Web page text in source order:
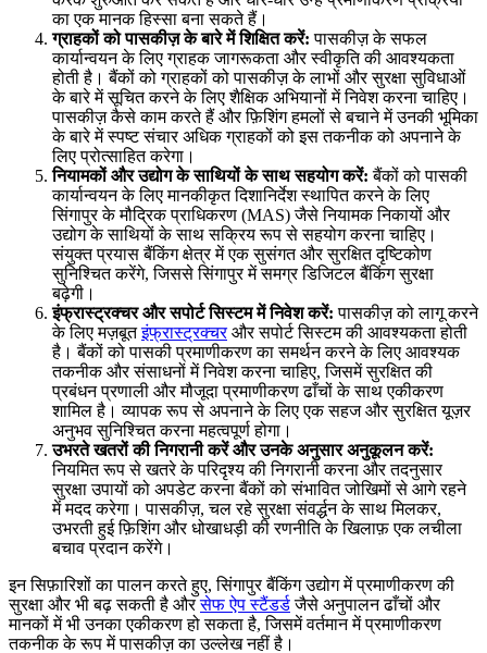
का एक मानक हिस्सा बना सकते हैं।
ग्राहकों को पासकीज़ के बारे में शिक्षित करें: पासकीज़ के सफल
कार्यान्वयन के लिए ग्राहक जागरूकता और स्वीकृति की आवश्यकता
होती है। बैंकों को ग्राहकों को पासकीज़ के लाभों और सुरक्षा सुविधाओं
के बारे में सूचित करने के लिए शैक्षिक अभियानों में निवेश करना चाहिए।
पासकीज़ कैसे काम करते हैं और फ़िशिंग हमलों से बचाने में उनकी भूमिका
के बारे में स्पष्ट संचार अधिक ग्राहकों को इस तकनीक को अपनाने के
लिए प्रोत्साहित करेगा।
नियामकों और उद्योग के साथियों के साथ सहयोग करें: बैंकों को पासकी
कार्यान्वयन के लिए मानकीकृत दिशानिर्देश स्थापित करने के लिए
सिंगापुर के मौद्रिक प्राधिकरण (MAS) जैसे नियामक निकायों और
उद्योग के साथियों के साथ सक्रिय रूप से सहयोग करना चाहिए।
संयुक्त प्रयास बैंकिंग क्षेत्र में एक सुसंगत और सुरक्षित दृष्टिकोण
सुनिश्चित करेंगे, जिससे सिंगापुर में समग्र डिजिटल बैंकिंग सुरक्षा
बढ़ेगी।
इंफ्रास्ट्रक्चर और सपोर्ट सिस्टम में निवेश करें: पासकीज़ को लागू करने
के लिए मज़बूतइंफ्रास्ट्रक्चरऔर सपोर्ट सिस्टम की आवश्यकता होती
है। बैंकों को पासकी प्रमाणीकरण का समर्थन करने के लिए आवश्यक
तकनीक और संसाधनों में निवेश करना चाहिए, जिसमें सुरक्षित की
प्रबंधन प्रणाली और मौजूदा प्रमाणीकरण ढाँचों के साथ एकीकरण
शामिल है। व्यापक रूप से अपनाने के लिए एक सहज और सुरक्षित यूज़र
अनुभव सुनिश्चित करना महत्वपूर्ण होगा।
उभरते खतरों की निगरानी करें और उनके अनुसार अनुकूलन करें:
नियमित रूप से खतरे के परिदृश्य की निगरानी करना और तदनुसार
सुरक्षा उपायों को अपडेट करना बैंकों को संभावित जोखिमों से आगे रहने
में मदद करेगा। पासकीज़, चल रहे सुरक्षा संवर्द्धन के साथ मिलकर,
उभरती हुई फ़िशिंग और धोखाधड़ी की रणनीति के खिलाफ़ एक लचीला
बचाव प्रदान करेंगे।
इन सिफ़ारिशों का पालन करते हुए, सिंगापुर बैंकिंग उद्योग में प्रमाणीकरण की
सुरक्षा और भी बढ़ सकती है औरसेफ ऐप स्टैंडर्डजैसे अनुपालन ढाँचों और
मानकों में भी उनका एकीकरण हो सकता है, जिसमें वर्तमान में प्रमाणीकरण
तकनीक के रूप में पासकीज़ का उल्लेख नहीं है।